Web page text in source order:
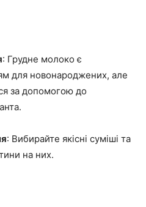
: Грудне молоко є
для новонароджених, але
за допомогою до
: Вибирайте якісні суміші та
на них.